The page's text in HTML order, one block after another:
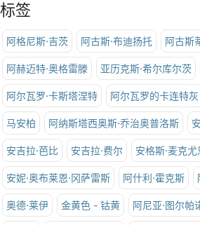
标签
阿格尼斯·吉茨 阿古斯·布迪扬托 阿古斯
阿赫迈特·奥格雷滕 亚历克斯·希尔库尔茨
阿尔瓦罗·卡斯塔涅特 阿尔瓦罗的卡连特灰
马安柏 阿纳斯塔西奥斯·乔治奥普洛斯
安吉拉·芭比 安吉拉·费尔 安格斯·麦克尤
安妮·奥布莱恩·冈萨雷斯 阿什利·霍克斯
奥德·莱伊 金黄色 - 钴黄 阿尼亚·图尔帕